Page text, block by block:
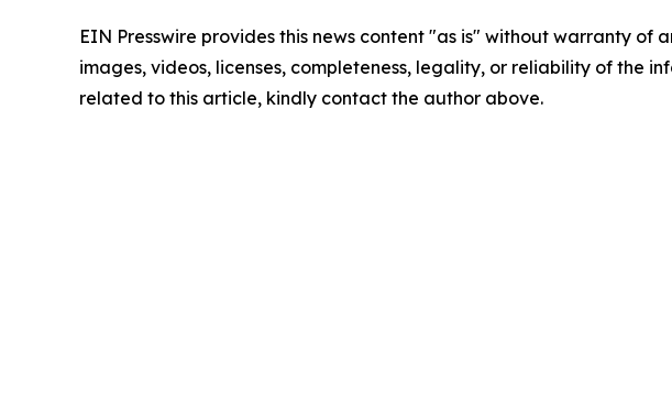
EIN Presswire provides this news content "as is" without warranty
images, videos, licenses, completeness, legality, or reliability of the
related to this article, kindly contact the author above.